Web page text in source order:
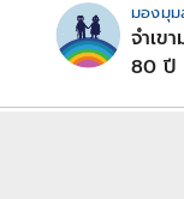
มองมุม
จำเข
80 ปี